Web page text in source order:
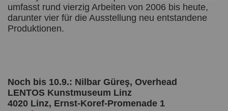
umfasst rund vierzig Arbeiten von 2006 bis heute,
darunter vier für die Ausstellung neu entstandene
Produktionen.
Noch bis 10.9.: Nilbar Güreş, Overhead
LENTOS Kunstmuseum Linz
4020 Linz, Ernst-Koref-Promenade 1